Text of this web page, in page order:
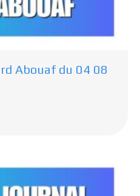
Abouaf du 04 08